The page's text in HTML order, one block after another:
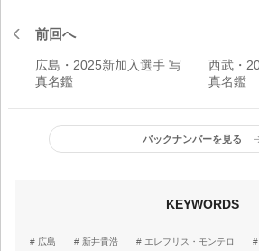
前回へ
広島・2025新加入選手 写
真名鑑
西武・
真名鑑
バックナンバーを見る
KEYWORDS
広島 新井貴浩 エレフリス・モンテロ